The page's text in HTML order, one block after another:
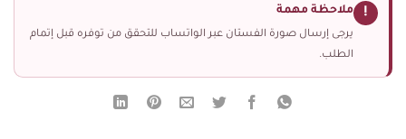
! ملاحظة مهمة
يرجى إرسال صورة الفستان عبر الواتساب للتحقق من توفره قبل إتمام
الطلب.